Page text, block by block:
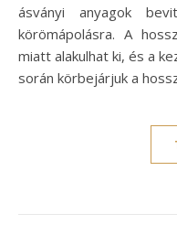
ásványi anyagok
körömápolásra. A
miatt alakulhat ki, és a
során körbejárjuk a